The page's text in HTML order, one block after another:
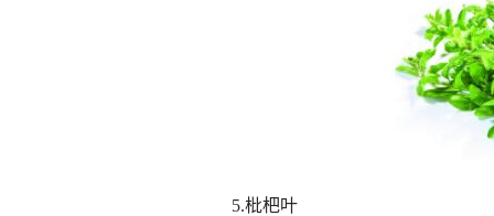
5.枇杷叶